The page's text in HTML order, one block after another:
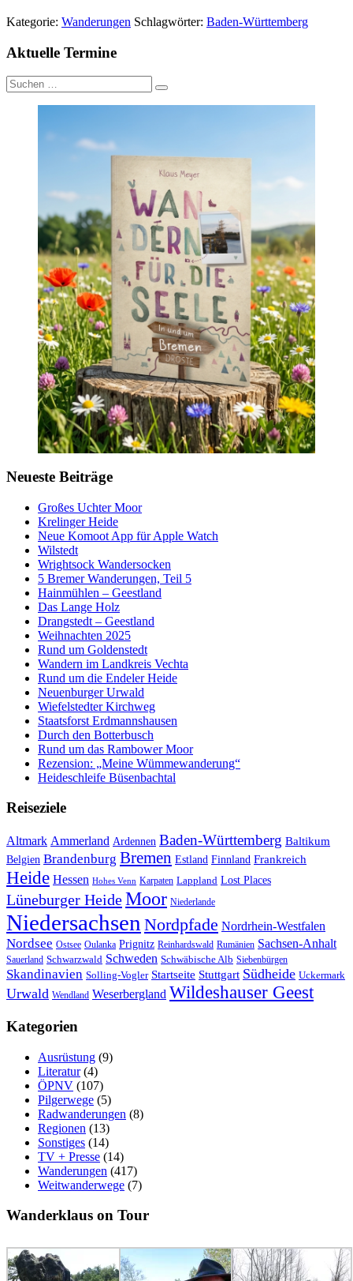
Kategorie: Wanderungen Schlagwörter: Baden-Württemberg
Aktuelle Termine
Suche
nach:
Neueste Beiträge
Großes Uchter Moor
Krelinger Heide
Neue Komoot App für Apple Watch
Wilstedt
Wrightsock Wandersocken
5 Bremer Wanderungen, Teil 5
Hainmühlen – Geestland
Das Lange Holz
Drangstedt – Geestland
Weihnachten 2025
Rund um Goldenstedt
Wandern im Landkreis Vechta
Rund um die Endeler Heide
Neuenburger Urwald
Wiefelstedter Kirchweg
Staatsforst Erdmannshausen
Durch den Botterbusch
Rund um das Rambower Moor
Rezension: „Meine Wümmewanderung“
Heideschleife Büsenbachtal
Reiseziele
Altmark Ammerland Ardennen Baden-Württemberg Baltikum
Belgien Brandenburg Bremen Estland Finnland Frankreich
Heide Hessen Hohes Venn Karpaten Lappland Lost Places
Lüneburger HeideMoor Niederlande
Niedersachsen Nordpfade Nordrhein-Westfalen
Nordsee Ostsee Oulanka Prignitz Reinhardswald Rumänien Sachsen-Anhalt
Sauerland Schwarzwald Schweden Schwäbische Alb Siebenbürgen
Skandinavien Solling-Vogler Startseite Stuttgart Südheide Uckermark
Urwald Wendland Weserbergland Wildeshauser Geest
Kategorien
Ausrüstung (9)
Literatur(4)
ÖPNV (107)
Pilgerwege (5)
Radwanderungen (8)
Regionen (13)
Sonstiges (14)
TV + Presse (14)
Wanderungen (417)
Weitwanderwege (7)
Wanderklaus on Tour